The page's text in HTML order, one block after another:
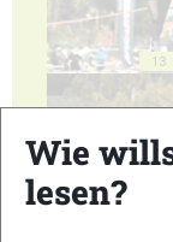
13
Wie
lesen?